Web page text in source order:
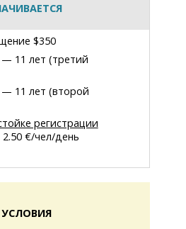
$350
— 11 лет (третий
— 11 лет (второй
регистрации
2.50 €/чел/день